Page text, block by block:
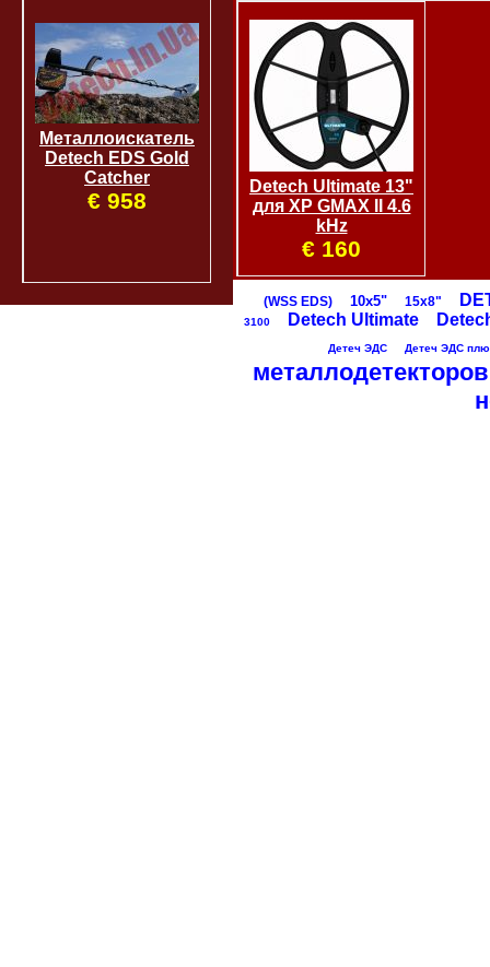
Металлоискатель
Detech EDS Gold
Catcher
€ 958
Detech Ultimate 13"
для XP GMAX II 4.6
kHz
€ 160
(WSS EDS) 10х5" 15х8"
3100 Detech Ultimate
Детеч ЭДС Детеч ЭДС
металлодетекторов